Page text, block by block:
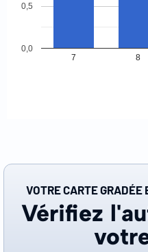
7 8
0,0
0,5
VOTRE CARTE
Vérifiez